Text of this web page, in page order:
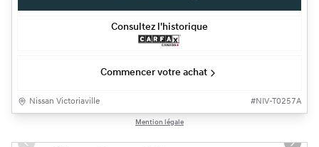
Consultez l'historique
Commencer votre achat
Nissan Victoriaville #NIV-T0257A
Mention légale